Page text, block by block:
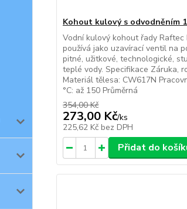
Kohout kulový s odvodněním
Vodní kulový kohout řady Raftec
používá jako uzavírací ventil na
pitné, užitkové, technologické,
teplé vody. Specifikace Záruka,
Materiál tělesa: CW617N
°C: až 150 Průměrná
354,00 Kč
273,00 Kč/ks
225,62 Kč bez DPH
Přidat do